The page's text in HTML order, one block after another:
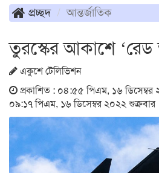
প্রচ্ছদ আন্তর্জাতিক
তুরস্কের আকাশে ‘রেড
একুশে টেলিভিশন
প্রকাশিত : ০৪:৫৫ পিএম, ১৬ ডিসেম্বর
০৯:১৭ পিএম, ১৬ ডিসেম্বর ২০২২ শুক্রবার